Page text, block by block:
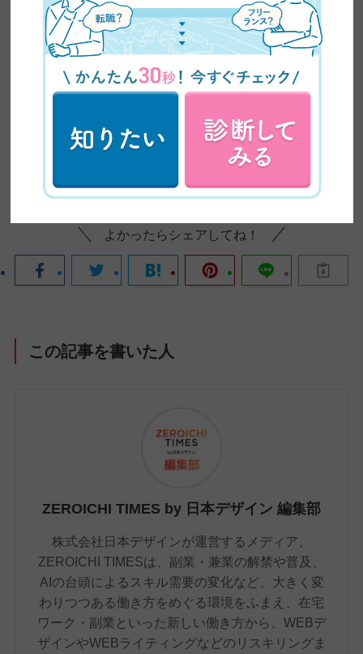
入門編受講生の声
よかったらシェアしてね！
この記事を書いた人
ZEROICHI TIMES by 日本デザイン 編集部
株式会社日本デザインが運営するメディア、
ZEROICHI TIMESは、副業・兼業の解禁や普及、
AIの台頭によるスキル需要の変化など、大きく変
わりつつある働き方をめぐる環境をふまえ、在宅
ワーク・副業といった新しい働き方から、WEBデ
ザインやWEBライティングなどのリスキリングま